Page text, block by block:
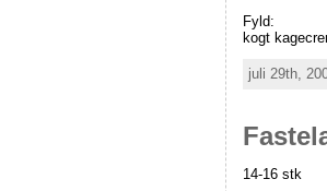
Fyld:
kogt
juli 29th,
14-16 stk